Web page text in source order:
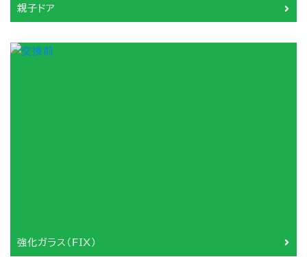
親子ドア
強化ガラス（FIX）